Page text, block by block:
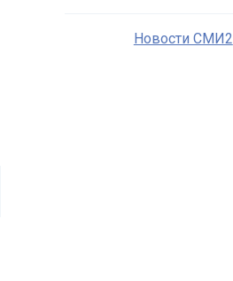
Новости СМИ2